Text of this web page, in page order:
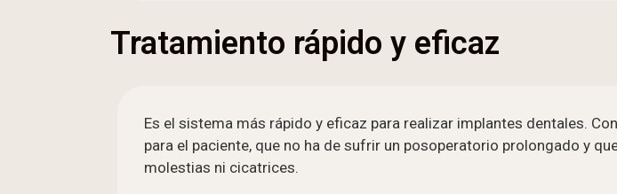
Tratamiento rápido y eficaz
Es el sistema más rápido y eficaz para realizar implantes dentales.
para el paciente, que no ha de sufrir un posoperatorio prolongado y
molestias ni cicatrices.